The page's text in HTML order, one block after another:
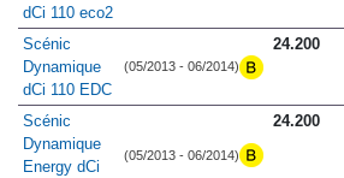
dCi 110 eco2
Scénic
Dynamique
dCi 110 EDC
(05/2013 - 06/2014)
24.200
Scénic
Dynamique
Energy dCi
(05/2013 - 06/2014)
24.200